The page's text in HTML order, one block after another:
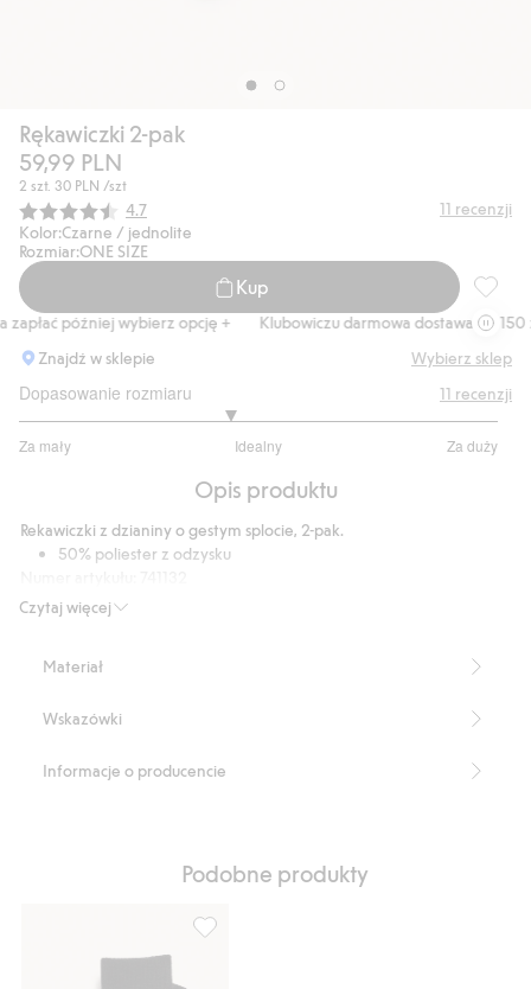
Rękawiczki 2-pak
59,99 PLN
2 szt. 30 PLN /szt
Średnia ocena:
4.7 11 recenzji
Kolor:Czarne / jednolite
Rozmiar:ONE SIZE
Kup
później wybierz opcję +
Klubowiczu darmowa dostawa od 150 zł
Znajdź w sklepie
Wybierz sklep
Dopasowanie rozmiaru
Za mały Idealny Za duży
na
8
głosów
11 recenzji
Opis produktu
Czytaj więcej
Rekawiczki z dzianiny o gestym splocie, 2-pak.
50% poliester z odzysku
Blended Recycled Polyester
Materiał
Wskazówki
Informacje o producencie
Podobne produkty